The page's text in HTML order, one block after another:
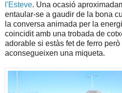
l'Esteve. Una ocasió
entaular-se a gaudir de la bona
la conversa animada per la
coincidit amb una trobada de
adorable si estàs fet de ferro
aconsegueixen una miqueta.